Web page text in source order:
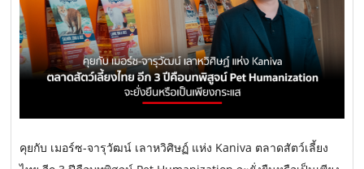
คุยกับ เมอร์ซ-จารุวัฒน์ เลาหวิศิษฏ์ แห่ง Kaniva ตลาดสัตว์เลี้ยง